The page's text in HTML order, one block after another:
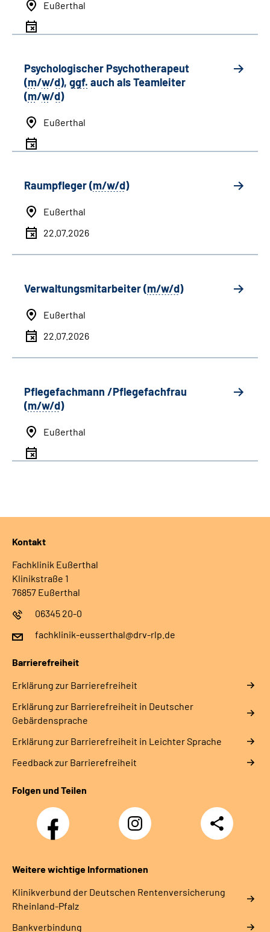
Eußerthal
Psychologischer Psychotherapeut
(m/w/d), ggf. auch alsTeamleiter
(m/w/d)
Eußerthal
Raumpfleger (m/w/d)
Eußerthal
22.07.2026
Verwaltungsmitarbeiter (m/w/d)
Eußerthal
22.07.2026
Pflegefachmann /Pflegefachfrau
(m/w/d)
Eußerthal
Kontakt
Fachklinik Eußerthal
Klinikstraße 1
76857 Eußerthal
06345 20-0
fachklinik-eusserthal@drv-rlp.de
Barrierefreiheit
Erklärung zur Barrierefreiheit
Erklärung zur Barrierefreiheit in Deutscher
Gebärdensprache
Erklärung zur Barrierefreiheit in Leichter Sprache
Feedback zur Barrierefreiheit
Folgen und Teilen
Facebook
Instagram
DRV
Nachwuchskräfte
Teilen
Weitere wichtige Informationen
Klinikverbund der Deutschen Rentenversicherung
Rheinland-Pfalz
Bankverbindung